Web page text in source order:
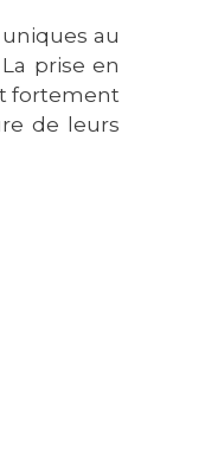
au
prise en
fortement
de leurs